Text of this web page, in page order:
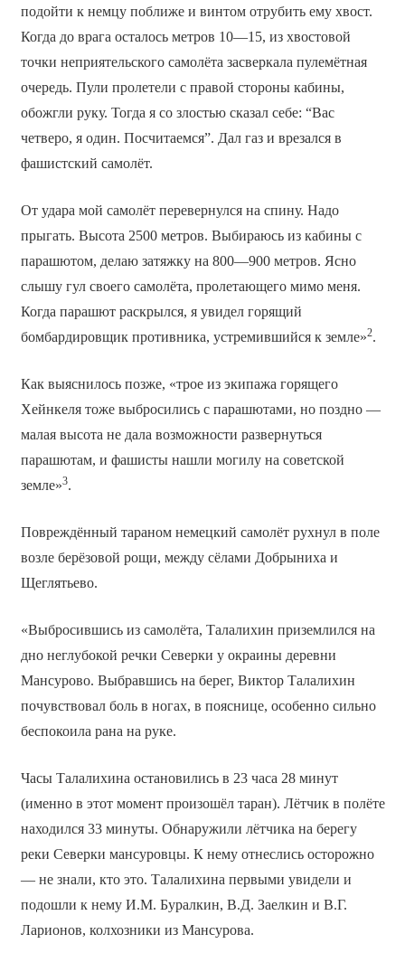
подойти к немцу поближе и винтом отрубить ему хвост.
Когда до врага осталось метров 10—15, из хвостовой
точки неприятельского самолёта засверкала пулемётная
очередь. Пули пролетели с правой стороны кабины,
обожгли руку. Тогда я со злостью сказал себе: “Вас
четверо, я один. Посчитаемся”. Дал газ и врезался в
фашистский самолёт.
От удара мой самолёт перевернулся на спину. Надо
прыгать. Высота 2500 метров. Выбираюсь из кабины с
парашютом, делаю затяжку на 800—900 метров. Ясно
слышу гул своего самолёта, пролетающего мимо меня.
Когда парашют раскрылся, я увидел горящий
бомбардировщик противника, устремившийся к земле»2.
Как выяснилось позже, «трое из экипажа горящего
Хейнкеля тоже выбросились с парашютами, но поздно —
малая высота не дала возможности развернуться
парашютам, и фашисты нашли могилу на советской
земле»3.
Повреждённый тараном немецкий самолёт рухнул в поле
возле берёзовой рощи, между сёлами Добрыниха и
Щеглятьево.
«Выбросившись из самолёта, Талалихин приземлился на
дно неглубокой речки Северки у окраины деревни
Мансурово. Выбравшись на берег, Виктор Талалихин
почувствовал боль в ногах, в пояснице, особенно сильно
беспокоила рана на руке.
Часы Талалихина остановились в 23 часа 28 минут
(именно в этот момент произошёл таран). Лётчик в полёте
находился 33 минуты. Обнаружили лётчика на берегу
реки Северки мансуровцы. К нему отнеслись осторожно
— не знали, кто это. Талалихина первыми увидели и
подошли к нему И.М. Буралкин, В.Д. Заелкин и В.Г.
Ларионов, колхозники из Мансурова.